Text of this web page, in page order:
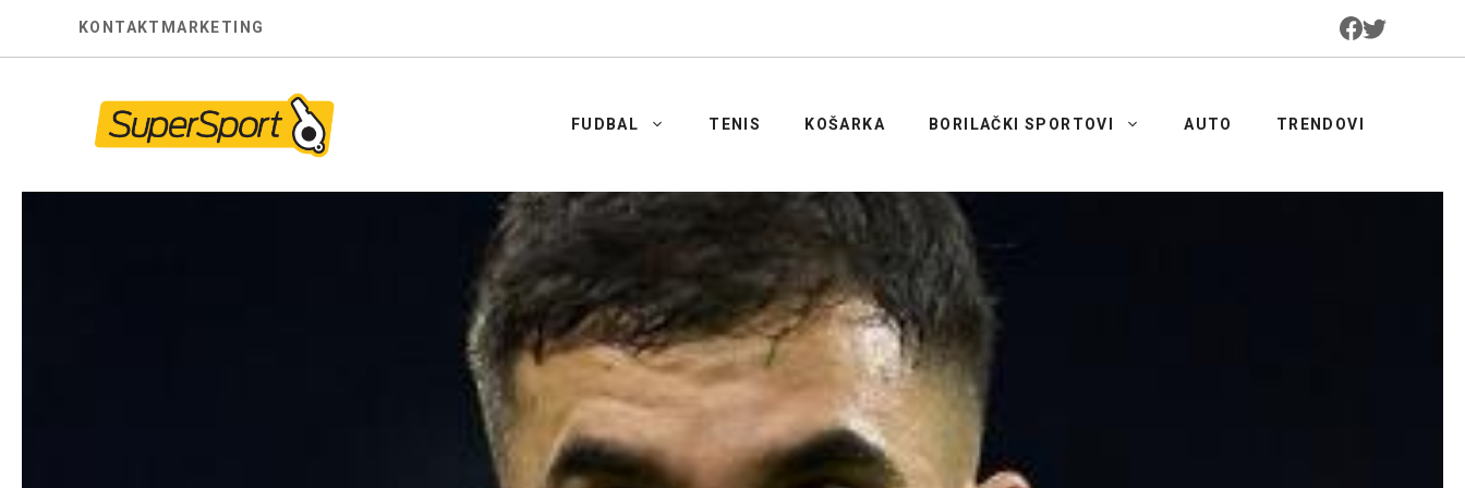
KONTAKT MARKETING
FUDBAL TENIS KOŠARKA BORILAČKI SPORTOVI AUTO TRENDOVI